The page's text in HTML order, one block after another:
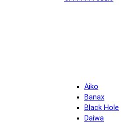
Aiko
Banax
Black Hole
Daiwa